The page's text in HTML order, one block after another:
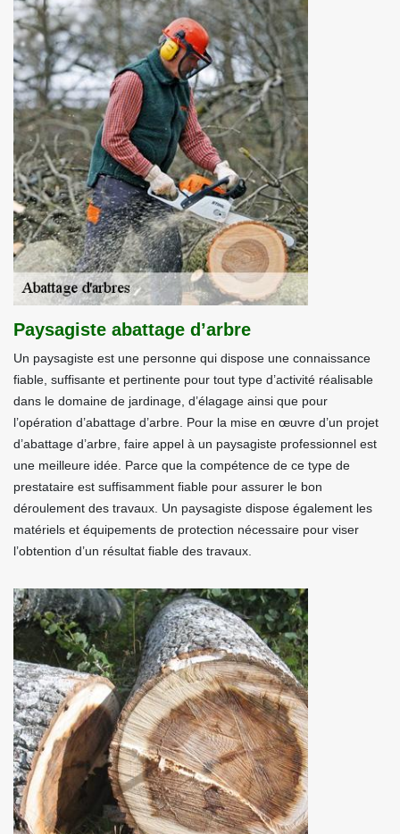
Paysagiste abattage d’arbre
Un paysagiste est une personne qui dispose une connaissance
fiable, suffisante et pertinente pour tout type d’activité réalisable
dans le domaine de jardinage, d’élagage ainsi que pour
l’opération d’abattage d’arbre. Pour la mise en œuvre d’un projet
d’abattage d’arbre, faire appel à un paysagiste professionnel est
une meilleure idée. Parce que la compétence de ce type de
prestataire est suffisamment fiable pour assurer le bon
déroulement des travaux. Un paysagiste dispose également les
matériels et équipements de protection nécessaire pour viser
l’obtention d’un résultat fiable des travaux.